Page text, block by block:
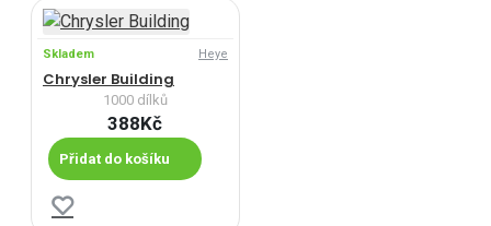
Skladem Heye
Chrysler Building
1000 dílků
388Kč
Přidat do košíku